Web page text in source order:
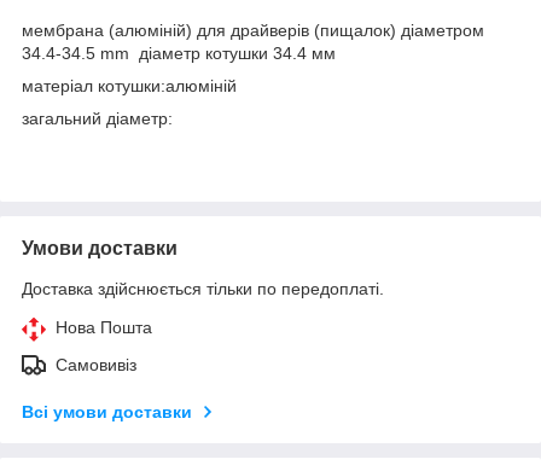
мембрана (алюміній) для драйверів (пищалок) діаметром
34.4-34.5 mm діаметр котушки 34.4 мм
матеріал котушки:алюміній
загальний діаметр:
Умови доставки
Доставка здійснюється тільки по передоплаті.
Нова Пошта
Самовивіз
Всі умови доставки